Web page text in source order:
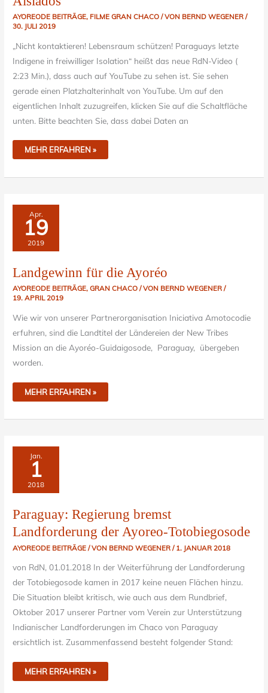
AYOREODE BEITRÄGE, FILME GRAN CHACO / VON BERND WEGENER/
30. JULI 2019
„Nicht kontaktieren! Lebensraum schützen! Paraguays letzte
Indigene in freiwilliger Isolation“ heißt das neue RdN-Video (
2:23 Min.), dass auch auf YouTube zu sehen ist. Sie sehen
gerade einen Platzhalterinhalt von YouTube. Um auf den
eigentlichen Inhalt zuzugreifen, klicken Sie auf die Schaltfläche
unten. Bitte beachten Sie, dass dabei Daten an
MEHR ERFAHREN »
Apr.
19
2019
Landgewinn für die Ayoréo
AYOREODE BEITRÄGE,GRAN CHACO / VON BERND WEGENER/
19. APRIL 2019
Wie wir von unserer Partnerorganisation Iniciativa Amotocodie
erfuhren, sind die Landtitel der Ländereien der New Tribes
Mission an die Ayoréo-Guidaigosode, Paraguay, übergeben
worden.
LANDGEWINN
FÜR
DIE
AYORÉO
MEHR ERFAHREN »
Jan.
1
2018
Paraguay: Regierung bremst
Landforderung der Ayoreo-Totobiegosode
AYOREODE BEITRÄGE / VON BERND WEGENER/ 1. JANUAR 2018
von RdN, 01.01.2018 In der Weiterführung der Landforderung
der Totobiegosode kamen in 2017 keine neuen Flächen hinzu.
Die Situation bleibt kritisch, wie auch aus dem Rundbrief,
Oktober 2017 unserer Partner vom Verein zur Unterstützung
Indianischer Landforderungen im Chaco von Paraguay
ersichtlich ist. Zusammenfassend besteht folgender Stand:
PARAGUAY:
REGIERUNG
BREMST
DER
AYOREO-
TOTOBIEGOSODE
MEHR ERFAHREN »